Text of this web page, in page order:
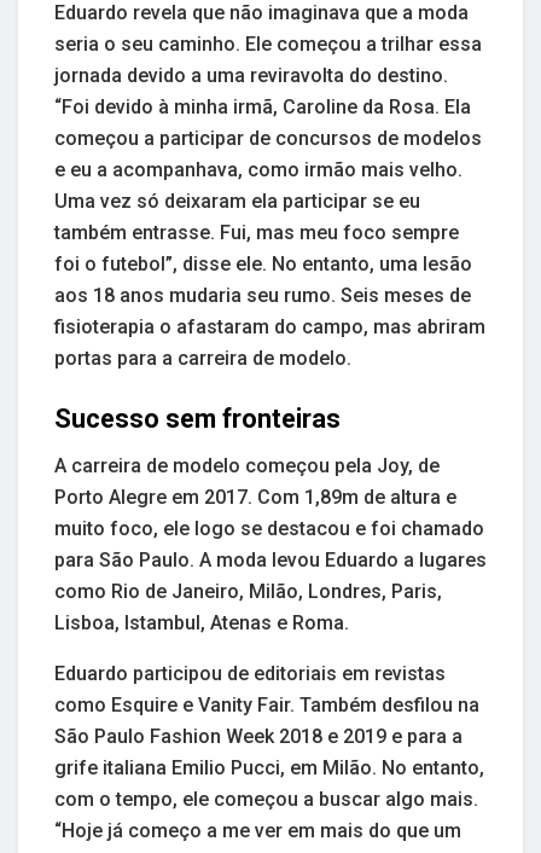
Eduardo revela que não imaginava que a moda
seria o seu caminho. Ele começou a trilhar essa
jornada devido a uma reviravolta do destino.
“Foi devido à minha irmã, Caroline da Rosa. Ela
começou a participar de concursos de modelos
e eu a acompanhava, como irmão mais velho.
Uma vez só deixaram ela participar se eu
também entrasse. Fui, mas meu foco sempre
foi o futebol”, disse ele. No entanto, uma lesão
aos 18 anos mudaria seu rumo. Seis meses de
fisioterapia o afastaram do campo, mas abriram
portas para a carreira de modelo.
Sucesso sem fronteiras
A carreira de modelo começou pela Joy, de
Porto Alegre em 2017. Com 1,89m de altura e
muito foco, ele logo se destacou e foi chamado
para São Paulo. A moda levou Eduardo a lugares
como Rio de Janeiro, Milão, Londres, Paris,
Lisboa, Istambul, Atenas e Roma.
Eduardo participou de editoriais em revistas
como Esquire e Vanity Fair. Também desfilou na
São Paulo Fashion Week 2018 e 2019 e para a
grife italiana Emilio Pucci, em Milão. No entanto,
com o tempo, ele começou a buscar algo mais.
“Hoje já começo a me ver em mais do que um